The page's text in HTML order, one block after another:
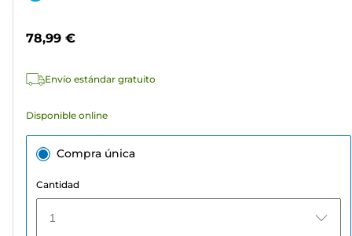
color
78,99 €
Envío estándar gratuito
Disponible online
Compra única
Cantidad
1